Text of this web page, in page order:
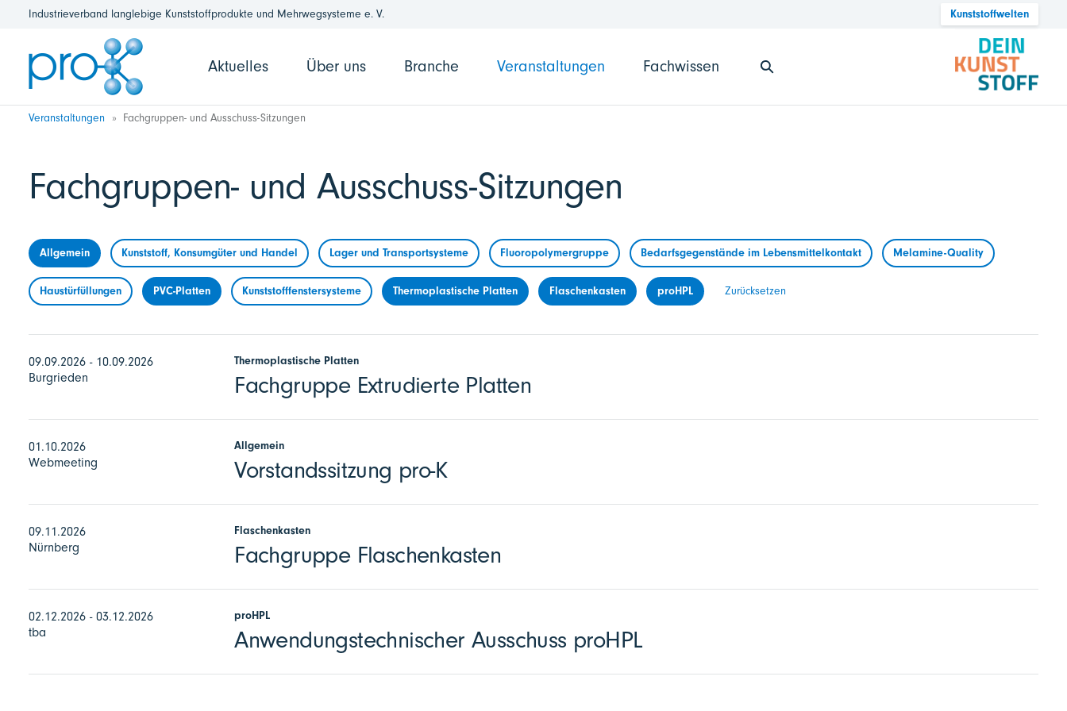
Industrieverband langlebige Kunststoffprodukte und Mehrwegsysteme e. V. Kunststoffwelten
Aktuelles Über uns Branche Veranstaltungen Fachwissen
Veranstaltungen Fachgruppen- und Ausschuss-Sitzungen
Fachgruppen- und Ausschuss-Sitzungen
Allgemein Kunststoff, Konsumgüter und Handel Lager und Transportsysteme Fluoropolymergruppe Bedarfsgegenstände im Lebensmittelkontakt Melamine-Quality
Haustürfüllungen PVC-Platten Kunststofffenstersysteme Thermoplastische Platten Flaschenkasten proHPL Zurücksetzen
09.09.2026 - 10.09.2026
Burgrieden
Thermoplastische Platten
Fachgruppe Extrudierte Platten
01.10.2026
Webmeeting
Allgemein
Vorstandssitzung pro-K
09.11.2026
Nürnberg
Flaschenkasten
Fachgruppe Flaschenkasten
02.12.2026 - 03.12.2026
tba
proHPL
Anwendungstechnischer Ausschuss proHPL